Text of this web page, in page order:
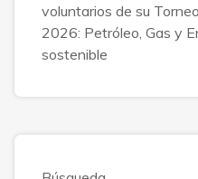
voluntarios de su
2026: Petróleo, Gas y
sostenible